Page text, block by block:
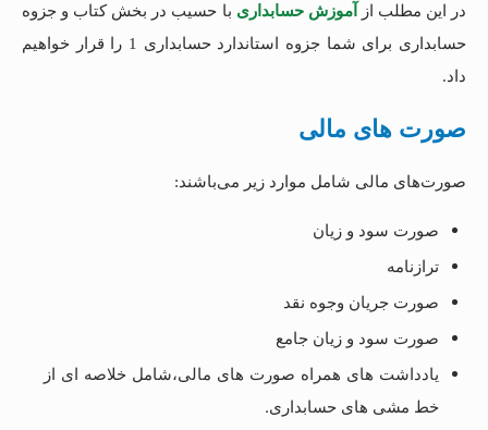
در این مطلب از آموزش حسابداری با حسیب در بخش کتاب و جزوه
حسابداری برای شما جزوه استاندارد حسابداری 1 را قرار خواهیم
داد.
صورت های مالی
صورت‌های مالی شامل موارد زیر می‌باشند:
صورت سود و زیان
ترازنامه
صورت جریان وجوه نقد
صورت سود و زیان جامع
یادداشت های همراه صورت های مالی،شامل خلاصه ای از
خط مشی های حسابداری.